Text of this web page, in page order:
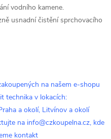
vodního kamene.
usnadní čistění sprchovacího
na našem e-shopu
technika v lokacích:
a okolí, Litvínov a okolí
na info@czkoupelna.cz, kde
kontakt